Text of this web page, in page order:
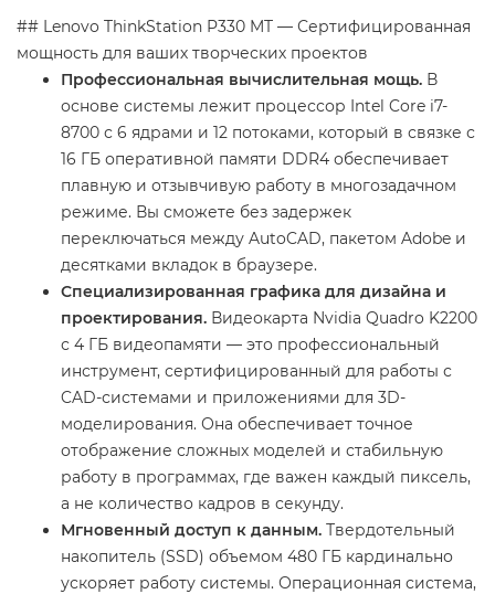
## Lenovo ThinkStation P330 MT — Сертифицированная
мощность для ваших творческих проектов
Профессиональная вычислительная мощь. В
основе системы лежит процессор Intel Core i7-
8700 с 6 ядрами и 12 потоками, который в связке с
16 ГБ оперативной памяти DDR4 обеспечивает
плавную и отзывчивую работу в многозадачном
режиме. Вы сможете без задержек
переключаться между AutoCAD, пакетом Adobe и
десятками вкладок в браузере.
Специализированная графика для дизайна и
проектирования. Видеокарта Nvidia Quadro K2200
с 4 ГБ видеопамяти — это профессиональный
инструмент, сертифицированный для работы с
CAD-системами и приложениями для 3D-
моделирования. Она обеспечивает точное
отображение сложных моделей и стабильную
работу в программах, где важен каждый пиксель,
а не количество кадров в секунду.
Мгновенный доступ к данным. Твердотельный
накопитель (SSD) объемом 480 ГБ кардинально
ускоряет работу системы. Операционная система,